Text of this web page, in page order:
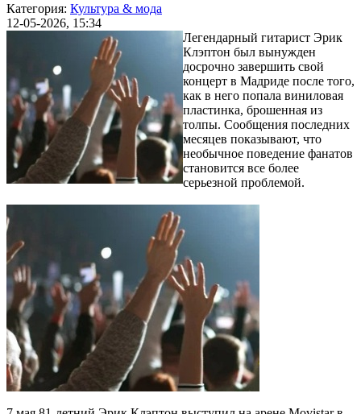
Категория: Культура & мода
12-05-2026, 15:34
Легендарный гитарист Эрик
Клэптон был вынужден
досрочно завершить свой
концерт в Мадриде после того,
как в него попала виниловая
пластинка, брошенная из
толпы. Сообщения последних
месяцев показывают, что
необычное поведение фанатов
становится все более
серьезной проблемой.